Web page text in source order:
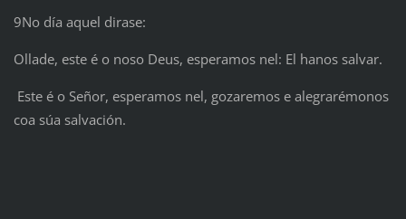
9No día aquel dirase:
Ollade, este é o noso Deus, esperamos nel: El hanos salvar.
Este é o Señor, esperamos nel, gozaremos e alegrarémonos
coa súa salvación.